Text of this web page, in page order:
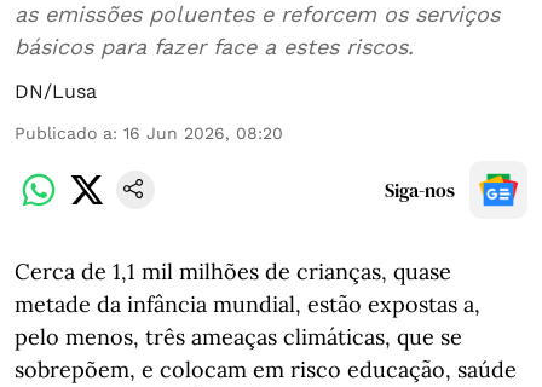
as emissões poluentes e reforcem os serviços
básicos para fazer face a estes riscos.
DN/Lusa
Publicado a: 16 Jun 2026, 08:20
Siga-nos
Cerca de 1,1 mil milhões de crianças, quase
metade da infância mundial, estão expostas a,
pelo menos, três ameaças climáticas, que se
sobrepõem, e colocam em risco educação, saúde